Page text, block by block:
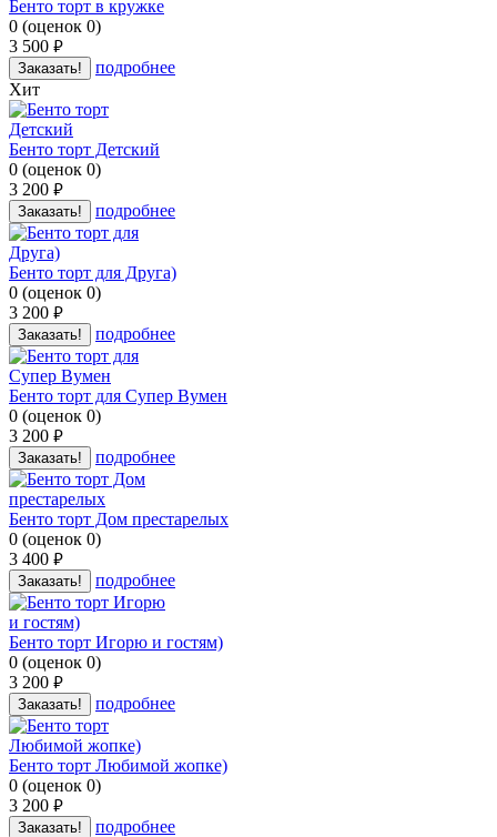
Бенто торт в кружке
0 (оценок 0)
3 500 руб.
Заказать!
подробнее
Хит
Бенто торт Детский
0 (оценок 0)
3 200 руб.
Заказать! подробнее
Бенто торт для Друга)
0 (оценок 0)
3 200 руб.
Заказать! подробнее
Бенто торт для Супер Вумен
0 (оценок 0)
3 200 руб.
Заказать! подробнее
Бенто торт Дом престарелых
0 (оценок 0)
3 400 руб.
Заказать! подробнее
Бенто торт Игорю и гостям)
0 (оценок 0)
3 200 руб.
Заказать! подробнее
Бенто торт Любимой жопке)
0 (оценок 0)
3 200 руб.
Заказать! подробнее